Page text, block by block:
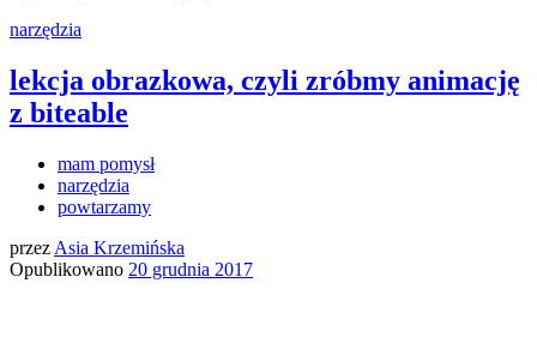
narzędzia
lekcja obrazkowa, czyli zróbmy animację
z biteable
mam pomysł
narzędzia
powtarzamy
przez Asia Krzemińska
Opublikowano 20 grudnia 2017